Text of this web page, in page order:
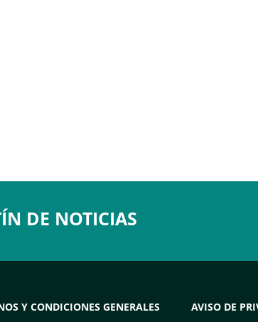
DE NOTICIAS
Y CONDICIONES GENERALES AVISO DE